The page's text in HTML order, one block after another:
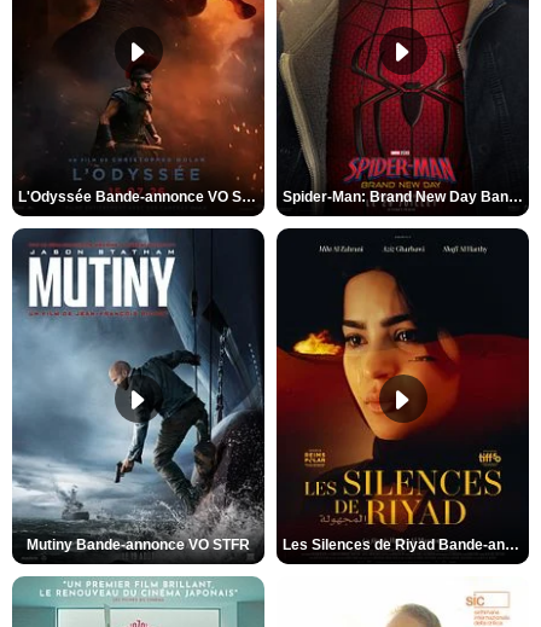
L'Odyssée Bande-annonce VO STFR Spider-Man: Brand New Day Bande-annonce VO STFR
Mutiny Bande-annonce VO STFR Les Silences de Riyad Bande-annonce VO STFR